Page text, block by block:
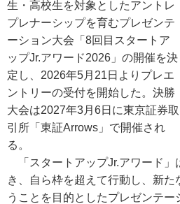
生・高校生を対象としたアントレ
プレナーシップを育むプレゼンテ
ーション大会「8回目スタートア
ップJr.アワード2026」の開催を決
定し、2026年5月21日よりプレエ
ントリーの受付を開始した。決勝
大会は2027年3月6日に東京証券取
引所「東証Arrows」で開催され
る。
「スタートアップJr.アワード」
き、自ら枠を超えて行動し、新
うことを目的としたプレゼンテー